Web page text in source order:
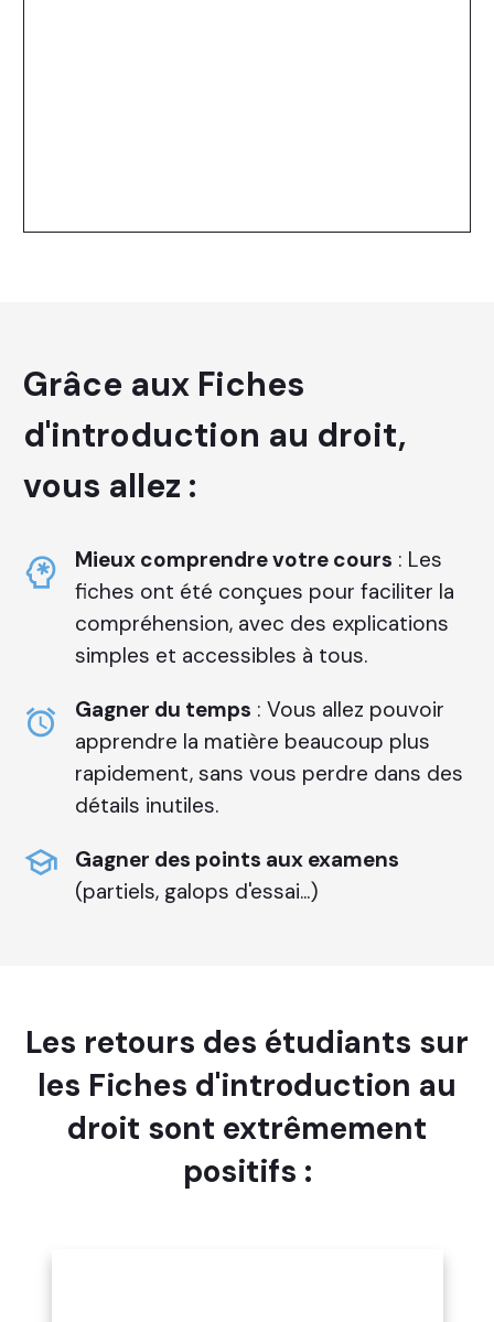
Grâce aux Fiches
d'introduction au droit,
vous allez :
Mieux comprendre votre cours : Les
fiches ont été conçues pour faciliter la
compréhension, avec des explications
simples et accessibles à tous.
Gagner du temps : Vous allez pouvoir
apprendre la matière beaucoup plus
rapidement, sans vous perdre dans des
détails inutiles.
Gagner des points aux examens
(partiels, galops d'essai...)
Les retours des étudiants sur
les Fiches d'introduction au
droit sont extrêmement
positifs :